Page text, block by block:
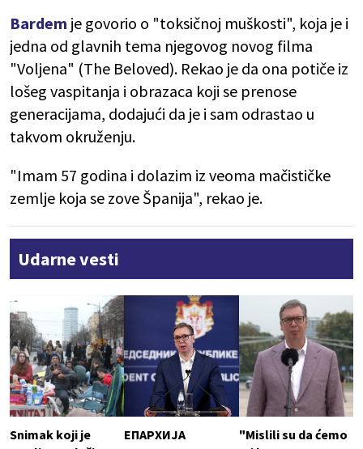
Bardem je govorio o "toksičnoj muškosti", koja je i
jedna od glavnih tema njegovog novog filma
"Voljena" (The Beloved). Rekao je da ona potiče iz
lošeg vaspitanja i obrazaca koji se prenose
generacijama, dodajući da je i sam odrastao u
takvom okruženju.
"Imam 57 godina i dolazim iz veoma mačističke
zemlje koja se zove Španija", rekao je.
Udarne vesti
Snimak koji je
ЕПАРХИЈА
"Mislili su da ćemo